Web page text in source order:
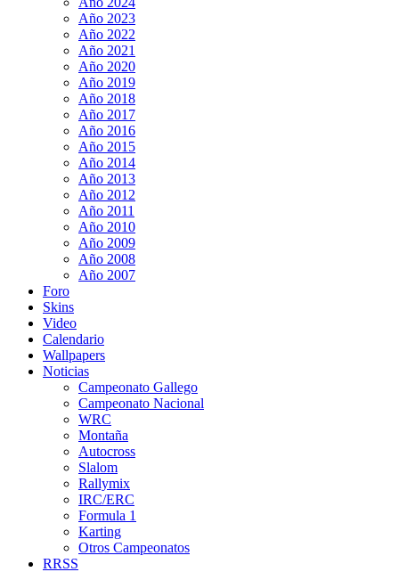
Año 2023
Año 2022
Año 2021
Año 2020
Año 2019
Año 2018
Año 2017
Año 2016
Año 2015
Año 2014
Año 2013
Año 2012
Año 2011
Año 2010
Año 2009
Año 2008
Año 2007
Foro
Skins
Video
Calendario
Wallpapers
Noticias
Campeonato Gallego
Campeonato Nacional
WRC
Montaña
Autocross
Slalom
Rallymix
IRC/ERC
Formula 1
Karting
Otros Campeonatos
RRSS